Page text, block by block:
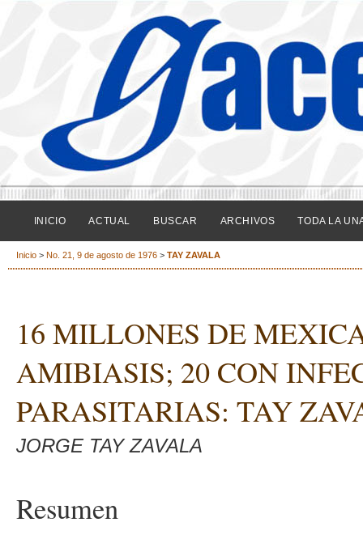
INICIO ACTUAL BUSCAR ARCHIVOS TODA LA
Inicio > No. 21, 9 de agosto de 1976 > TAY ZAVALA
16 MILLONES DE
AMIBIASIS; 20 CON
PARASITARIAS: TAY
JORGE TAY ZAVALA
Resumen